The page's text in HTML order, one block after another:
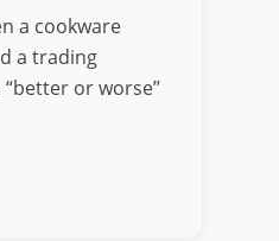
a cookware
a trading
or worse”